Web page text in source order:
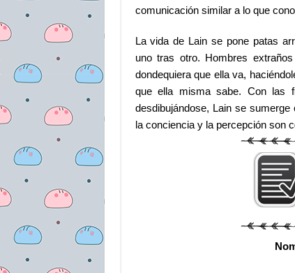
comunicación similar a lo que
La vida de Lain se pone patas
uno tras otro. Hombres
dondequiera que ella va,
que ella misma sabe. Con las
desdibujándose, Lain se
la conciencia y la percepción son